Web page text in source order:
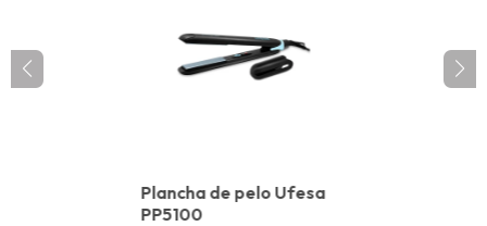
Plancha de pelo Ufesa
PP5100